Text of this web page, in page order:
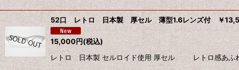
52口 レトロ 日本製 厚セル 薄型1.6レンズ付 ￥
15,000円(税込)
レトロ 日本製 セルロイド使用 厚セル レトロ感あふれ